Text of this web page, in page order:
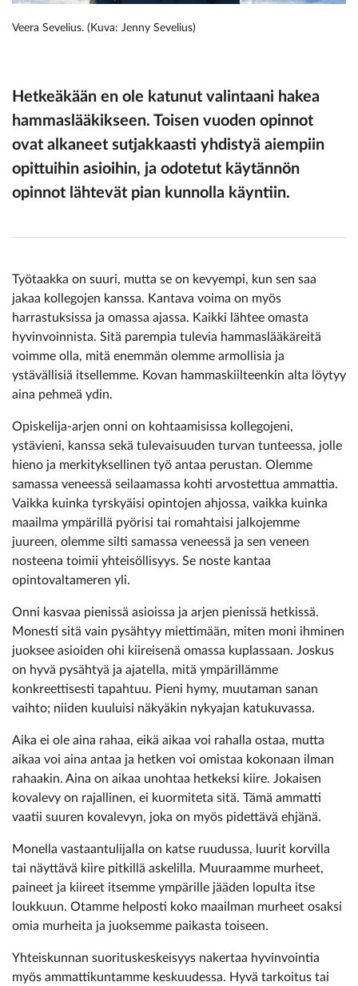
Veera Sevelius. (Kuva: Jenny Sevelius)
Hetkeäkään en ole katunut valintaani hakea
hammaslääkikseen. Toisen vuoden opinnot
ovat alkaneet sutjakkaasti yhdistyä aiempiin
opittuihin asioihin, ja odotetut käytännön
opinnot lähtevät pian kunnolla käyntiin.
Työtaakka on suuri, mutta se on kevyempi, kun sen saa
jakaa kollegojen kanssa. Kantava voima on myös
harrastuksissa ja omassa ajassa. Kaikki lähtee omasta
hyvinvoinnista. Sitä parempia tulevia hammaslääkäreitä
voimme olla, mitä enemmän olemme armollisia ja
ystävällisiä itsellemme. Kovan hammaskiilteenkin alta löytyy
aina pehmeä ydin.
Opiskelija-arjen onni on kohtaamisissa kollegojeni,
ystävieni, kanssa sekä tulevaisuuden turvan tunteessa, jolle
hieno ja merkityksellinen työ antaa perustan. Olemme
samassa veneessä seilaamassa kohti arvostettua ammattia.
Vaikka kuinka tyrskyäisi opintojen ahjossa, vaikka kuinka
maailma ympärillä pyörisi tai romahtaisi jalkojemme
juureen, olemme silti samassa veneessä ja sen veneen
nosteena toimii yhteisöllisyys. Se noste kantaa
opintovaltameren yli.
Onni kasvaa pienissä asioissa ja arjen pienissä hetkissä.
Monesti sitä vain pysähtyy miettimään, miten moni ihminen
juoksee asioiden ohi kiireisenä omassa kuplassaan. Joskus
on hyvä pysähtyä ja ajatella, mitä ympärillämme
konkreettisesti tapahtuu. Pieni hymy, muutaman sanan
vaihto; niiden kuuluisi näkyäkin nykyajan katukuvassa.
Aika ei ole aina rahaa, eikä aikaa voi rahalla ostaa, mutta
aikaa voi aina antaa ja hetken voi omistaa kokonaan ilman
rahaakin. Aina on aikaa unohtaa hetkeksi kiire. Jokaisen
kovalevy on rajallinen, ei kuormiteta sitä. Tämä ammatti
vaatii suuren kovalevyn, joka on myös pidettävä ehjänä.
Monella vastaantulijalla on katse ruudussa, luurit korvilla
tai näyttävä kiire pitkillä askelilla. Muuraamme murheet,
paineet ja kiireet itsemme ympärille jääden lopulta itse
loukkuun. Otamme helposti koko maailman murheet osaksi
omia murheita ja juoksemme paikasta toiseen.
Yhteiskunnan suorituskeskeisyys nakertaa hyvinvointia
myös ammattikuntamme keskuudessa. Hyvä tarkoitus tai